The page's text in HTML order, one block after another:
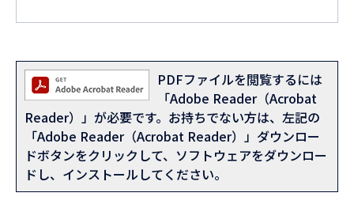
PDFファイルを閲覧するには
「Adobe Reader（Acrobat
Reader）」が必要です。お持ちでない方は、左記の
「Adobe Reader（Acrobat Reader）」ダウンロー
ドボタンをクリックして、ソフトウェアをダウンロー
ドし、インストールしてください。